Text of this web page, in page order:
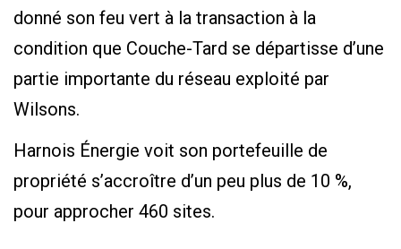
donné son feu vert à la transaction à la
condition que Couche-Tard se départisse d’une
partie importante du réseau exploité par
Wilsons.
Harnois Énergie voit son portefeuille de
propriété s’accroître d’un peu plus de 10 %,
pour approcher 460 sites.